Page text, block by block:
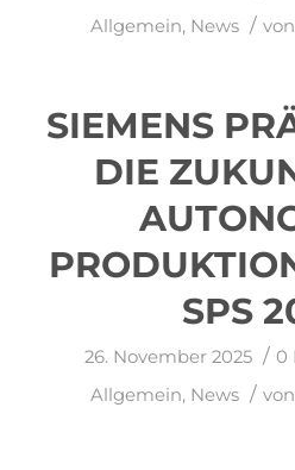
Allgemein, News / von
SIEMENS
DIE
SPS
26. November 2025 / 0
Allgemein, News / von